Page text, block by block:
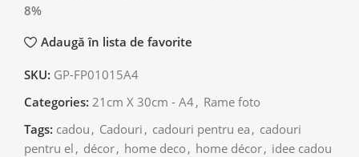
8%
Adaugă în lista de favorite
SKU: GP-FP01015A4
Categories: 21cm X 30cm - A4, Rame foto
Tags: cadou , Cadouri , cadouri pentru ea , cadouri
pentru el , décor, home deco , home décor, idee cadou